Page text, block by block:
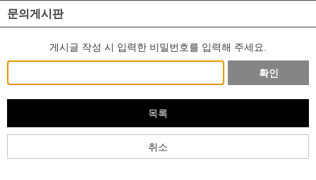
문의게시판
게시글 작성 시 입력한 비밀번호를 입력해 주세요.
확인
목록
취소